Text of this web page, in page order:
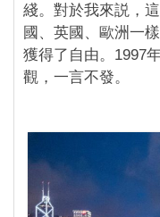
綫。對於我來説，
國、英國、歐洲一
獲得了自由。1997
觀，一言不發。